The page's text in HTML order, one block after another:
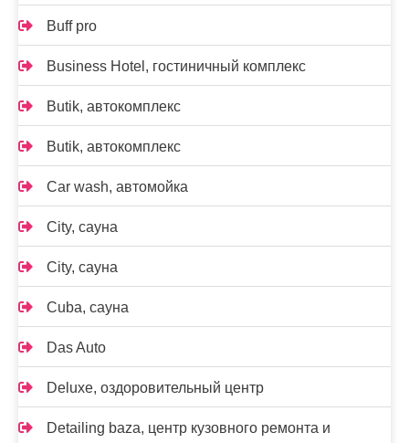
Buff pro
Business Hotel, гостиничный комплекс
Butik, автокомплекс
Butik, автокомплекс
Car wash, автомойка
City, сауна
City, сауна
Cuba, сауна
Das Auto
Deluxe, оздоровительный центр
Detailing baza, центр кузовного ремонта и